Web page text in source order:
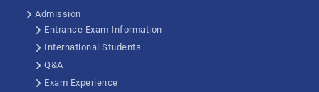
Admission
Entrance Exam Information
International Students
Q&A
Exam Experience